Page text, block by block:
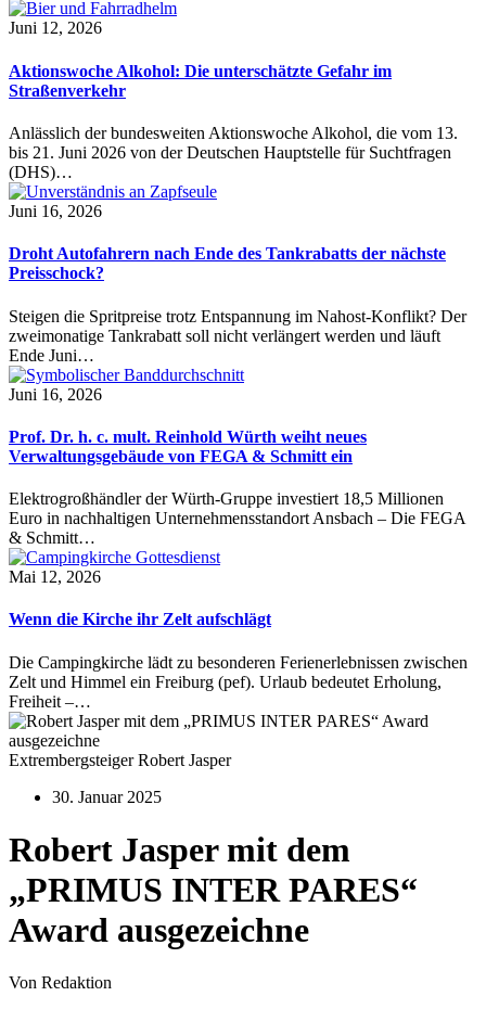
Juni 12, 2026
Aktionswoche Alkohol: Die unterschätzte Gefahr im
Straßenverkehr
Anlässlich der bundesweiten Aktionswoche Alkohol, die vom 13.
bis 21. Juni 2026 von der Deutschen Hauptstelle für Suchtfragen
(DHS)…
Juni 16, 2026
Droht Autofahrern nach Ende des Tankrabatts der nächste
Preisschock?
Steigen die Spritpreise trotz Entspannung im Nahost-Konflikt? Der
zweimonatige Tankrabatt soll nicht verlängert werden und läuft
Ende Juni…
Juni 16, 2026
Prof. Dr. h. c. mult. Reinhold Würth weiht neues
Verwaltungsgebäude von FEGA & Schmitt ein
Elektrogroßhändler der Würth-Gruppe investiert 18,5 Millionen
Euro in nachhaltigen Unternehmensstandort Ansbach – Die FEGA
& Schmitt…
Mai 12, 2026
Wenn die Kirche ihr Zelt aufschlägt
Die Campingkirche lädt zu besonderen Ferienerlebnissen zwischen
Zelt und Himmel ein Freiburg (pef). Urlaub bedeutet Erholung,
Freiheit –…
Extrembergsteiger Robert Jasper
30. Januar 2025
Robert Jasper mit dem
„PRIMUS INTER PARES“
Award ausgezeichne
Von Redaktion